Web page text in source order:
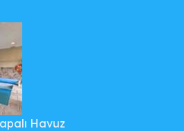
Havuz